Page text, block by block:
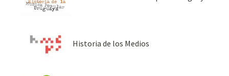
Historia de los Medios